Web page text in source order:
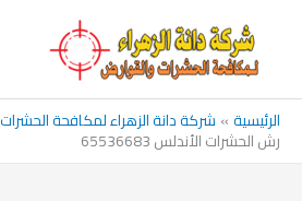
المحتوى
الرئيسية شركة دانة الزهراء لمكافحة الحشرات 65536683
رش الحشرات الأندلس 65536683